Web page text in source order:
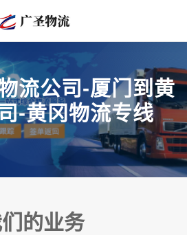
流公司-厦门到黄
-黄冈物流专线
的业务